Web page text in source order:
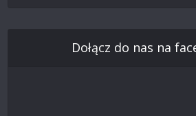
Dołącz do nas na